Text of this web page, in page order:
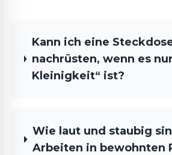
Kann ich eine
nachrüsten, wenn es
Kleinigkeit“ ist?
Wie laut und staubig
Arbeiten in bewohnten